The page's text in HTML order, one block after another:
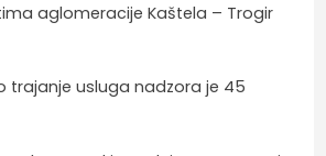
aglomeracije Kaštela – Trogir
trajanje usluga nadzora je 45